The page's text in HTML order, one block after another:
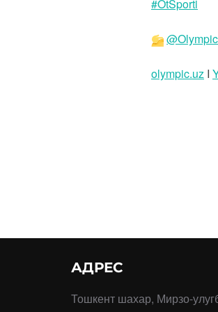
#OtSporti
olympic.uz I
АДРЕС
Тошкент шахар, Мирзо-